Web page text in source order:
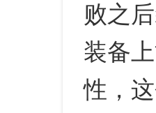
败之
装备
性，